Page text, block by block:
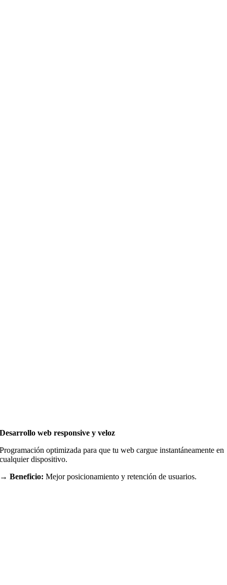
Desarrollo web responsive y veloz
Programación optimizada para que tu web cargue instantáneamente en
cualquier dispositivo.
→ Beneficio: Mejor posicionamiento y retención de usuarios.